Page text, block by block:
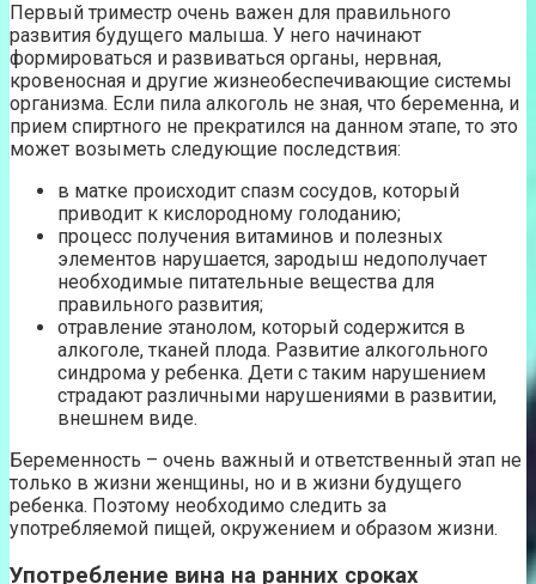
Первый триместр очень важен для правильного
развития будущего малыша. У него начинают
формироваться и развиваться органы, нервная,
кровеносная и другие жизнеобеспечивающие системы
организма. Если пила алкоголь не зная, что беременна, и
прием спиртного не прекратился на данном этапе, то это
может возыметь следующие последствия:
в матке происходит спазм сосудов, который
приводит к кислородному голоданию;
процесс получения витаминов и полезных
элементов нарушается, зародыш недополучает
необходимые питательные вещества для
правильного развития;
отравление этанолом, который содержится в
алкоголе, тканей плода. Развитие алкогольного
синдрома у ребенка. Дети с таким нарушением
страдают различными нарушениями в развитии,
внешнем виде.
Беременность – очень важный и ответственный этап не
только в жизни женщины, но и в жизни будущего
ребенка. Поэтому необходимо следить за
употребляемой пищей, окружением и образом жизни.
Употребление вина на ранних сроках